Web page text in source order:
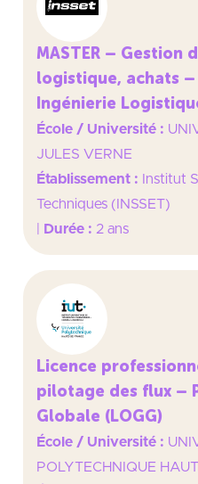
MASTER – Gestion
logistique, achats
Ingénierie
École / Université :
JULES VERNE
Établissement :
Institut
Techniques (INSSET)
Durée : 2 ans
Licence
pilotage des flux –
Globale (LOGG)
École / Université :
POLYTECHNIQUE